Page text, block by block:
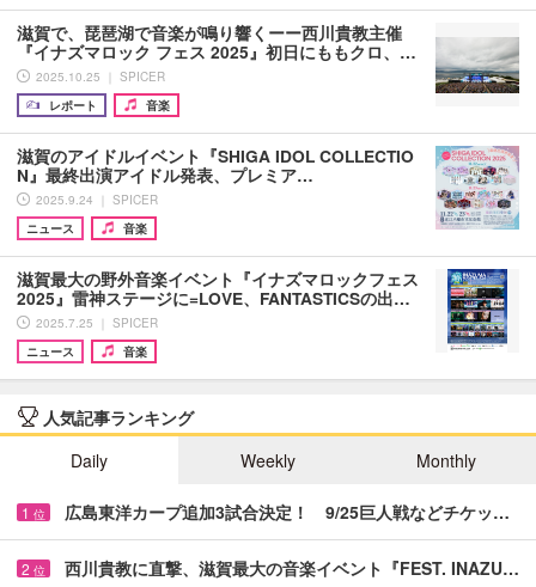
滋賀で、琵琶湖で音楽が鳴り響くーー西川貴教主催
『イナズマロック フェス 2025』初日にももクロ、…
2025.10.25 ｜ SPICER
レポート
音楽
滋賀のアイドルイベント『SHIGA IDOL COLLECTIO
N』最終出演アイドル発表、プレミア…
2025.9.24 ｜ SPICER
ニュース
音楽
滋賀最大の野外音楽イベント『イナズマロックフェス
2025』雷神ステージに=LOVE、FANTASTICSの出…
2025.7.25 ｜ SPICER
ニュース
音楽
人気記事ランキング
Daily
Weekly Monthly
1 位 広島東洋カープ追加3試合決定！ 9/25巨人戦などチケッ…
2 位 西川貴教に直撃、滋賀最大の音楽イベント『FEST. INAZU…